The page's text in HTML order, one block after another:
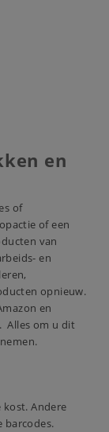
en
of
of een
van
en
opnieuw.
en
Alles om u dit
kost. Andere
barcodes.